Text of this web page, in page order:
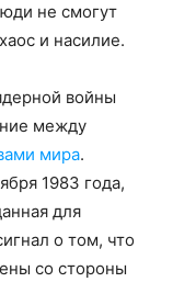
не смогут
и насилие.
войны
между
мира.
1983 года,
для
о том, что
со стороны